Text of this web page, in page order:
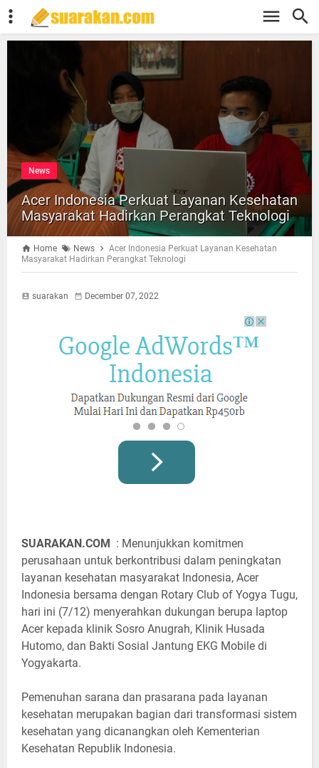
News
Acer Indonesia Perkuat Layanan Kesehatan
Masyarakat Hadirkan Perangkat Teknologi
Home News
Acer Indonesia Perkuat Layanan Kesehatan
Masyarakat Hadirkan Perangkat Teknologi
suarakan December 07, 2022
SUARAKAN.COM : Menunjukkan komitmen
perusahaan untuk berkontribusi dalam peningkatan
layanan kesehatan masyarakat Indonesia, Acer
Indonesia bersama dengan Rotary Club of Yogya Tugu,
hari ini (7/12) menyerahkan dukungan berupa laptop
Acer kepada klinik Sosro Anugrah, Klinik Husada
Hutomo, dan Bakti Sosial Jantung EKG Mobile di
Yogyakarta.
Pemenuhan sarana dan prasarana pada layanan
kesehatan merupakan bagian dari transformasi sistem
kesehatan yang dicanangkan oleh Kementerian
Kesehatan Republik Indonesia.